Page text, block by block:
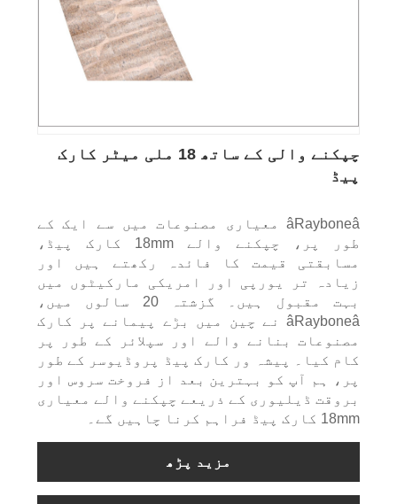
چپکنے والی کے ساتھ 18 ملی میٹر کارک
پیڈ
âRayboneâ معیاری مصنوعات میں سے ایک کے
طور پر، چپکنے والے 18mm کارک پیڈ،
مسابقتی قیمت کا فائدہ رکھتے ہیں اور
زیادہ تر یورپی اور امریکی مارکیٹوں میں
بہت مقبول ہیں۔ گزشتہ 20 سالوں میں،
âRayboneâ نے چین میں بڑے پیمانے پر کارک
مصنوعات بنانے والے اور سپلائر کے طور پر
کام کیا۔ پیشہ ور کارک پیڈ پروڈیوسر کے طور
پر، ہم آپ کو بہترین بعد از فروخت سروس اور
بروقت ڈیلیوری کے ذریعے چپکنے والے معیاری
18mm کارک پیڈ فراہم کرنا چاہیں گے۔
مزید پڑھ